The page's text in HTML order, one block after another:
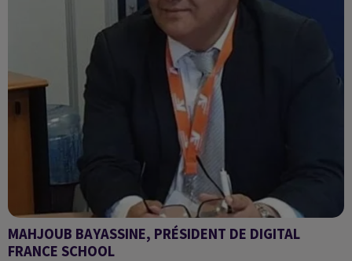
MAHJOUB BAYASSINE, PRÉSIDENT DE DIGITAL
FRANCE SCHOOL